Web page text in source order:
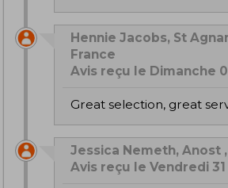
Hennie Jacobs, St
France
Avis reçu le Dimanche
Great selection, great
Jessica Nemeth, Anost
Avis reçu le Vendredi